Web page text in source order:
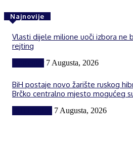
Najnovije
Vlasti dijele milione uoči izbora ne
rejting
7 Augusta, 2026
BiH postaje novo žarište ruskog
Brčko centralno mjesto mogućeg
7 Augusta, 2026